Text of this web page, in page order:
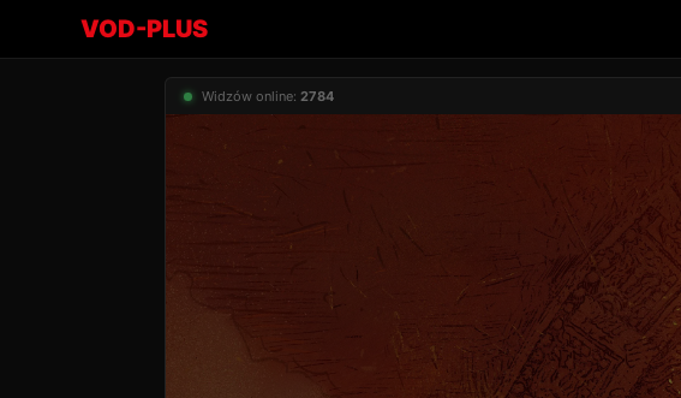
VOD-PLUS
Widzów online: 2784